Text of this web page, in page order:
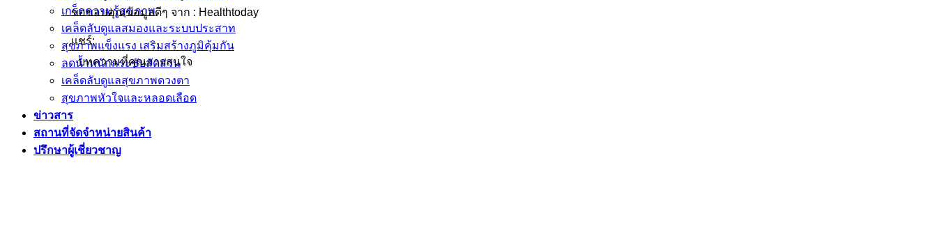
เกร็ดความรู้สุขภาพ
เคล็ดลับดูแลสมองและระบบประสาท
สุขภาพแข็งแรง เสริมสร้างภูมิคุ้มกัน
ลดน้ำหนักกระชับสัดส่วน
เคล็ดลับดูแลสุขภาพดวงตา
สุขภาพหัวใจและหลอดเลือด
ข่าวสาร
สถานที่จัดจำหน่ายสินค้า
ปรึกษาผู้เชี่ยวชาญ
ขอขอบคุณข้อมูลดีๆ จาก : Healthtoday
แชร์:
บทความที่คุณอาจสนใจ